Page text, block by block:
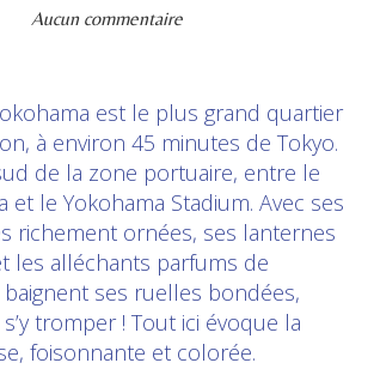
Aucun commentaire
est le plus grand quartier
à environ 45 minutes de Tokyo.
de la zone portuaire, entre le
et le Yokohama Stadium. Avec ses
richement ornées, ses lanternes
les alléchants parfums de
ses ruelles bondées,
tromper ! Tout ici évoque la
foisonnante et colorée.